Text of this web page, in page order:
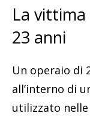
La vittima
23 anni
Un operaio di
all’interno di
utilizzato